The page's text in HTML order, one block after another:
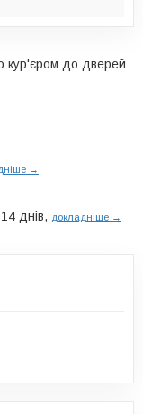
кур'єром до дверей
→
днів, докладніше →